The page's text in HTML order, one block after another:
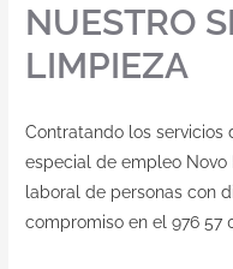
NUESTRO
LIMPIEZA
Contratando los servicios
especial de empleo Novo
laboral de personas con
compromiso en el 976 57